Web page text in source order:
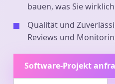
bauen, was Sie
Qualität und
Reviews und
Software-Projekt